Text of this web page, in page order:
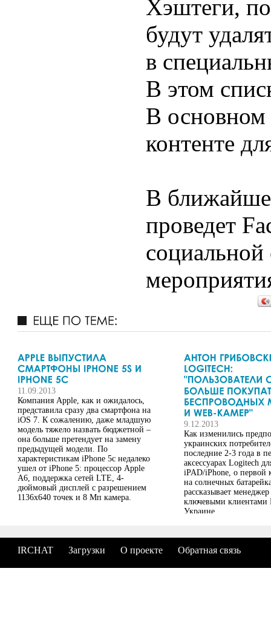
Хэштеги,
будут
в
В этом
В основном
контенте
В
проведет
11.09.2013
Компания Apple, как и ожидалось,
представила сразу два смартфона на
iOS 7. К сожалению, даже младшую
модель тяжело назвать бюджетной –
она больше претендует на замену
предыдущей модели. По
характеристикам iPhone 5c недалеко
ушел от iPhone 5: процессор Apple
A6, поддержка сетей LTE, 4-
дюймовый дисплей с разрешением
1136х640 точек и 8 Мп камера.
9.12.2013
Как изменились
украинских
последние 2-3 года в
аксессуарах Logitech
iPAD/iPhone, о первой
на солнечных
рассказывает
ключевыми клиентами
Украине.
IRCHAT Загрузки О проекте Обратная связь